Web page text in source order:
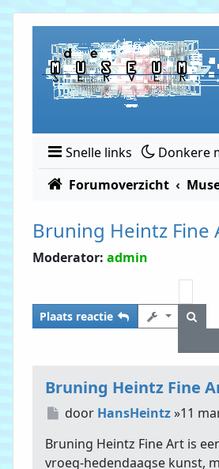
Snelle links Donkere
Forumoverzicht
Bruning Heintz
Moderator: admin
Plaats reactie
Bruning Heintz Fine
Bericht
door HansHeintz»11
Bruning Heintz Fine Art is
vroeg-hedendaagse kunst,